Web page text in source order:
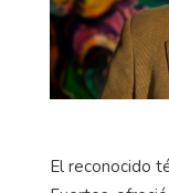
El reconocido